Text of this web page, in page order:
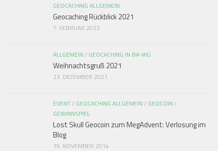
GEOCACHING ALLGEMEIN
Geocaching Rückblick 2021
7. FEBRUAR 2022
ALLGEMEIN / GEOCACHING IN BA-WÜ
Weihnachtsgruß 2021
23. DEZEMBER 2021
EVENT/ GEOCACHING ALLGEMEIN / GEOCOIN /
GEWINNSPIEL
Lost Skull Geocoin zum MegAdvent: Verlosung im
Blog
19. NOVEMBER 2014